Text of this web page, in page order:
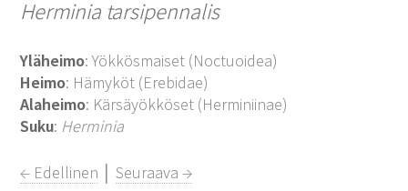
Herminia tarsipennalis
Yläheimo: Yökkösmaiset (Noctuoidea)
Heimo: Hämyköt (Erebidae)
Alaheimo: Kärsäyökköset (Herminiinae)
Suku: Herminia
← Edellinen │Seuraava →